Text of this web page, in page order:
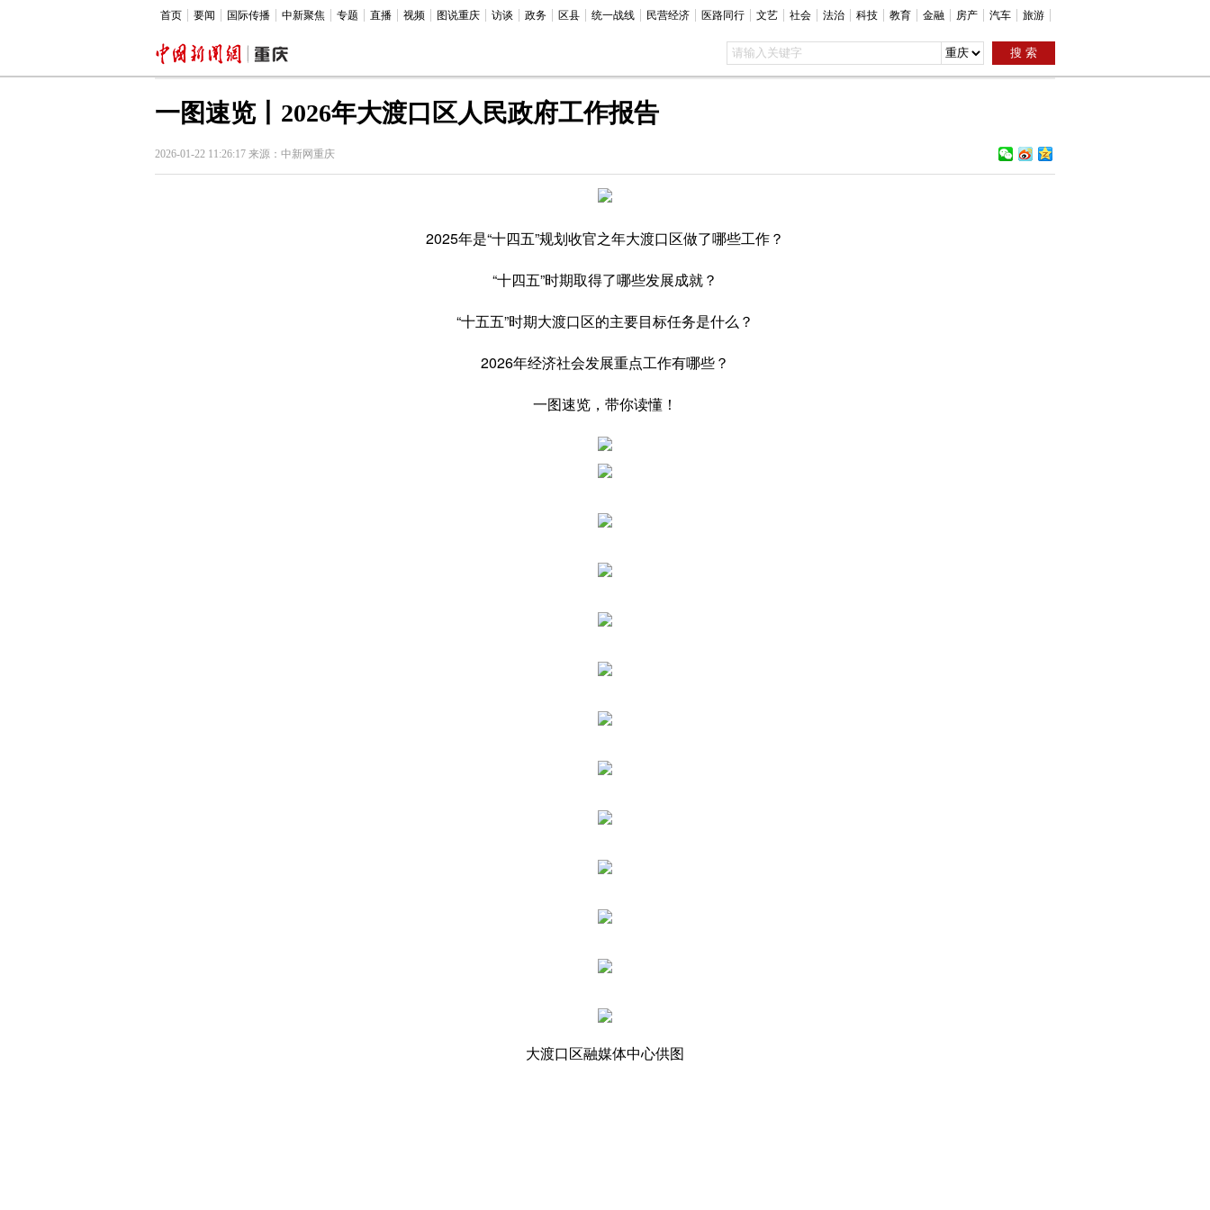
首页 要闻 国际传播 中新聚焦 专题 直播 视频 图说重庆 访谈 政务 区县 统一战线 民营经济 医路同行 文艺 社会 法治 科技 教育 金融 房产 汽车 旅游
一图速览丨2026年大渡口区人民政府工作报告
2026-01-22 11:26:17 来源：中新网重庆
2025年是“十四五”规划收官之年大渡口区做了哪些工作？
“十四五”时期取得了哪些发展成就？
“十五五”时期大渡口区的主要目标任务是什么？
2026年经济社会发展重点工作有哪些？
一图速览，带你读懂！
大渡口区融媒体中心供图